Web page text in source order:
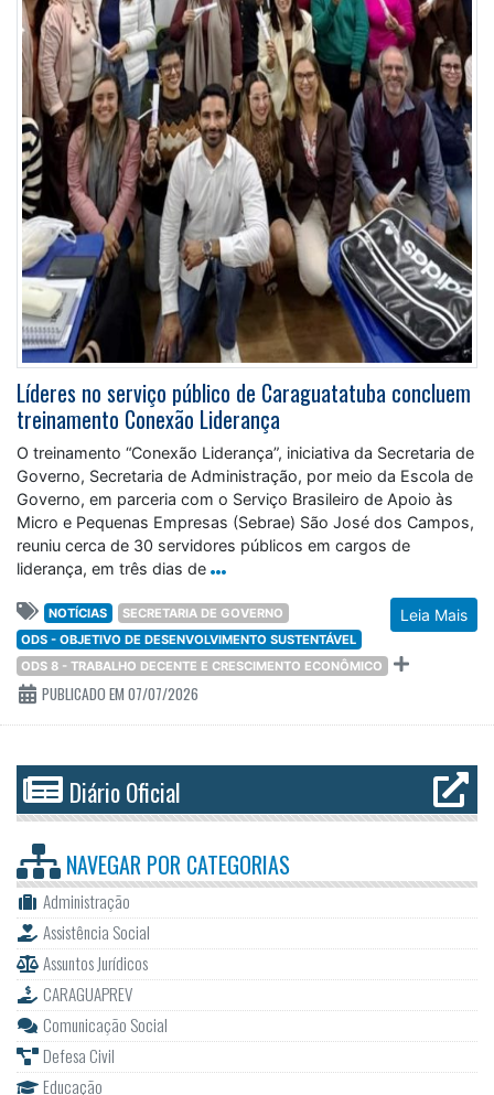
Líderes no serviço público de Caraguatatuba concluem
treinamento Conexão Liderança
O treinamento “Conexão Liderança”, iniciativa da Secretaria de
Governo, Secretaria de Administração, por meio da Escola de
Governo, em parceria com o Serviço Brasileiro de Apoio às
Micro e Pequenas Empresas (Sebrae) São José dos Campos,
reuniu cerca de 30 servidores públicos em cargos de
liderança, em três dias de
Leia Mais
NOTÍCIAS
SECRETARIA DE GOVERNO
ODS - OBJETIVO DE DESENVOLVIMENTO SUSTENTÁVEL
ODS 8 - TRABALHO DECENTE E CRESCIMENTO ECONÔMICO
PUBLICADO EM 07/07/2026
Diário Oficial
NAVEGAR POR CATEGORIAS
Administração
Assistência Social
Assuntos Jurídicos
CARAGUAPREV
Comunicação Social
Defesa Civil
Educação